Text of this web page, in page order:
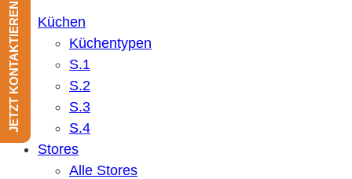
Küchen
Küchentypen
S.1
S.2
S.3
S.4
Stores
Alle Stores
JETZT KONTAKTIEREN